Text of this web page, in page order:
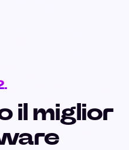
il miglior